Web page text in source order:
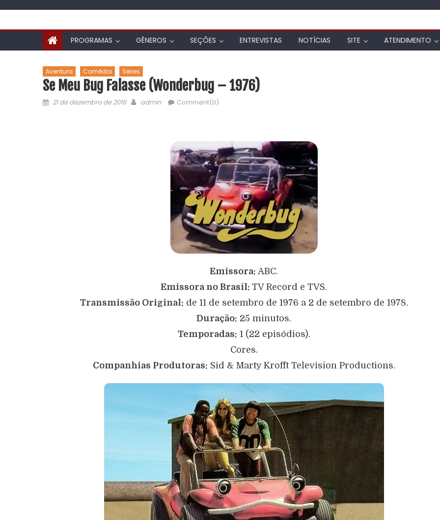
PROGRAMAS GÊNEROS SEÇÕES ENTREVISTAS NOTÍCIAS SITE ATENDIMENTO
Aventura Comédia Séries
Se Meu Bug Falasse (Wonderbug – 1976)
21 de dezembro de 2016 admin Comment(0)
Emissora: ABC.
Emissora no Brasil: TV Record e TVS.
Transmissão Original: de 11 de setembro de 1976 a 2 de setembro de 1978.
Duração: 25 minutos.
Temporadas: 1 (22 episódios).
Cores.
Companhias Produtoras: Sid & Marty Krofft Television Productions.